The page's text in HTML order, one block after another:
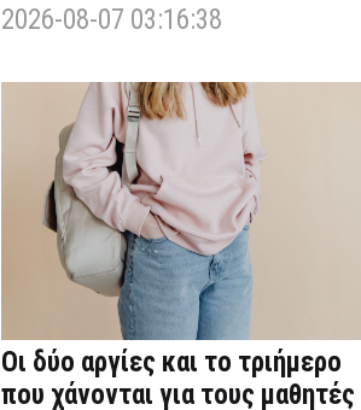
2026-08-07 03:16:38
Οι δύο αργίες και το τριήμερο
που χάνονται για τους μαθητές